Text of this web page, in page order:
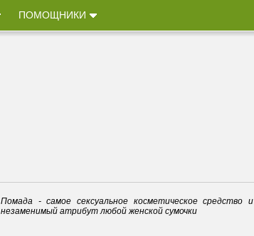
ПОМОЩНИКИ
Помада - самое сексуальное косметическое средство и
незаменимый атрибут любой женской сумочки